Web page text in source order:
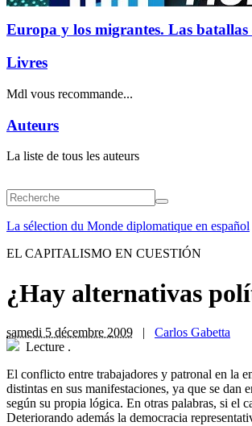
Europa y los migrantes. Las
Livres
Mdl vous recommande...
Auteurs
La liste de tous les auteurs
La sélection du Monde diplomatique en español
EL CAPITALISMO EN CUESTIÓN
¿Hay alternativas
samedi 5 décembre 2009 | Carlos Gabetta
Lecture .
El conflicto entre trabajadores y patronal en la
distintas en sus manifestaciones, ya que se
según su propia lógica. En otras palabras, si el
Deteriorando además la democracia